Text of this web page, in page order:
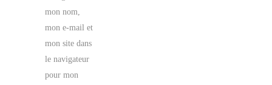
mon nom,
mon e-mail et
mon site dans
le navigateur
pour mon